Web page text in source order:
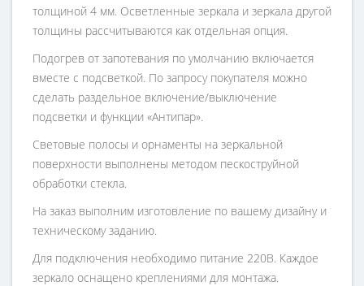
толщиной 4 мм. Осветленные зеркала и зеркала другой
толщины рассчитываются как отдельная опция.
Подогрев от запотевания по умолчанию включается
вместе с подсветкой. По запросу покупателя можно
сделать раздельное включение/выключение
подсветки и функции «Антипар».
Световые полосы и орнаменты на зеркальной
поверхности выполнены методом пескоструйной
обработки стекла.
На заказ выполним изготовление по вашему дизайну и
техническому заданию.
Для подключения необходимо питание 220В. Каждое
зеркало оснащено креплениями для монтажа.